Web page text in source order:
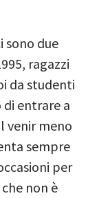
sono due
ragazzi
da studenti
entrare a
venir meno
sempre
per
non è